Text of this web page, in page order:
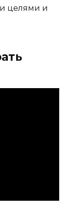
целями и